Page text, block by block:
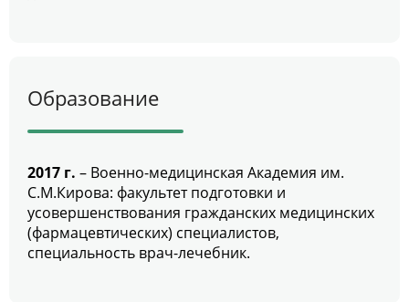
Образование
2017 г. – Военно-медицинская Академия им.
С.М.Кирова: факультет подготовки и
усовершенствования гражданских медицинских
(фармацевтических) специалистов,
специальность врач-лечебник.